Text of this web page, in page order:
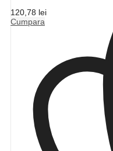
120,78 lei
Cumpara